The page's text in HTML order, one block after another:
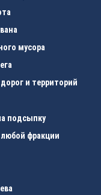
мусора
и территорий
подсыпку
фракции